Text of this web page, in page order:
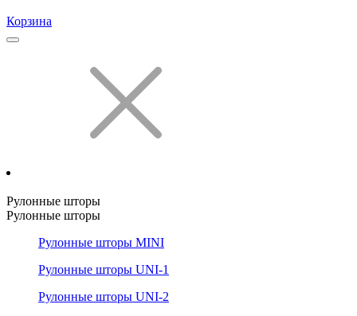
Корзина
Рулонные шторы
Рулонные шторы
Рулонные шторы MINI
Рулонные шторы UNI-1
Рулонные шторы UNI-2